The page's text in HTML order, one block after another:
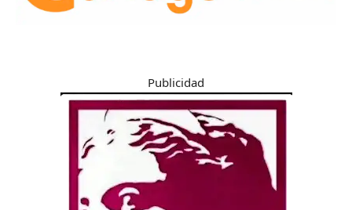
Publicidad